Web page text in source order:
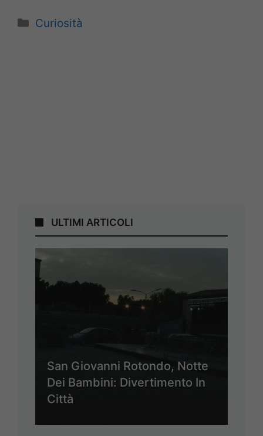
Categorie
Curiosità
ULTIMI ARTICOLI
San Giovanni Rotondo, Notte
Dei Bambini: Divertimento In
Città